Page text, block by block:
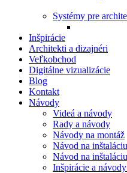
Systémy pre
Inšpirácie
Architekti a dizajnéri
Veľkobchod
Digitálne vizualizácie
Blog
Kontakt
Návody
Videá a návody
Rady a návody
Návody na montáž
Návod na
Návod na
Inšpirácie a